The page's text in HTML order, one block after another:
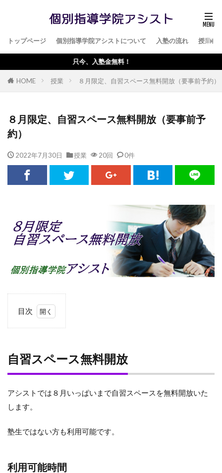
トップページ 個別指導学院アシストについて 入塾の流れ 授業料
只今、入塾金無料！
HOME 授業 ８月限定、自習スペース無料開放（要事前予約）
８月限定、自習スペース無料開放（要事前予
約）
2022年7月30日 授業 20回 0件
目次
ス
ペ
ー
無
開
1.1
時間
自習スペース無料開放
アシストでは８月いっぱいまで自習スペースを無料開放いた
します。
塾生ではない方も利用可能です。
利用可能時間